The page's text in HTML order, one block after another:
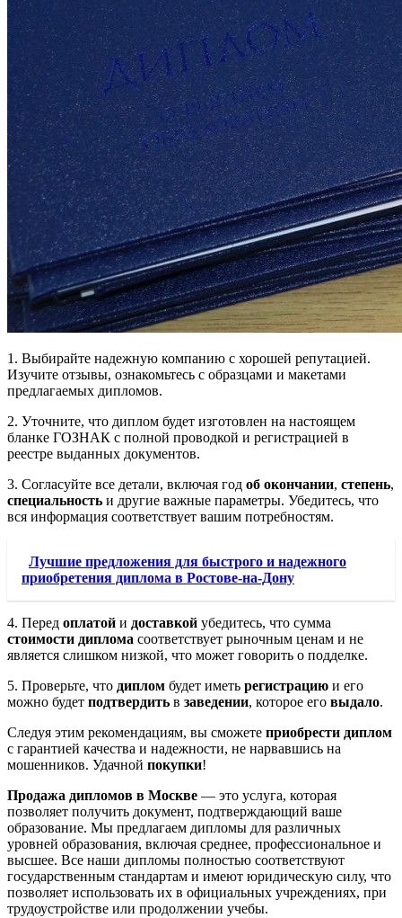
1. Выбирайте надежную компанию с хорошей репутацией.
Изучите отзывы, ознакомьтесь с образцами и макетами
предлагаемых дипломов.
2. Уточните, что диплом будет изготовлен на настоящем
бланке ГОЗНАК с полной проводкой и регистрацией в
реестре выданных документов.
3. Согласуйте все детали, включая год об окончании, степень,
специальность и другие важные параметры. Убедитесь, что
вся информация соответствует вашим потребностям.
Лучшие предложения для быстрого и надежного
приобретения диплома в Ростове-на-Дону
4. Перед оплатой и доставкой убедитесь, что сумма
стоимости диплома соответствует рыночным ценам и не
является слишком низкой, что может говорить о подделке.
5. Проверьте, что диплом будет иметь регистрацию и его
можно будет подтвердить в заведении, которое его выдало.
Следуя этим рекомендациям, вы сможете приобрести диплом
с гарантией качества и надежности, не нарвавшись на
мошенников. Удачной покупки!
Продажа дипломов в Москве — это услуга, которая
позволяет получить документ, подтверждающий ваше
образование. Мы предлагаем дипломы для различных
уровней образования, включая среднее, профессиональное и
высшее. Все наши дипломы полностью соответствуют
государственным стандартам и имеют юридическую силу, что
позволяет использовать их в официальных учреждениях, при
трудоустройстве или продолжении учебы.